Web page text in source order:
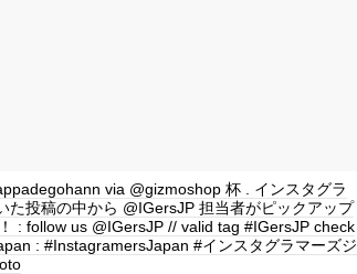
via @gizmoshop 杯 . インスタグラ
た投稿の中から @IGersJP 担当者がピックアップ
: follow us @IGersJP // valid tag #IGersJP check
: #InstagramersJapan #インスタグラマーズジ